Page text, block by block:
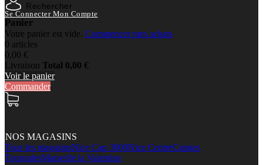
Rechercher
Se Connecter Mon Compte
Panier
Votre panier est vide. Commencer mes achats
0 articles
0,00 €
Livraison Total 0,00 €
Voir le panier
Commander
NOS MAGASINS
Tous les magasinsNice Cap 3000Nice CentreCannes
TourradesMarseille la Valentine